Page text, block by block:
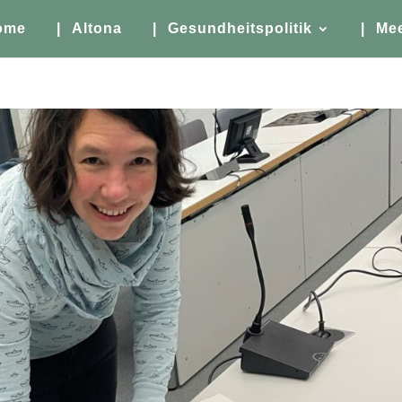
| Altona | Gesundheitspolitik |